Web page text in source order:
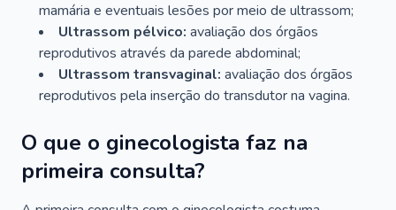
mamária e eventuais lesões por meio de ultrassom;
Ultrassom pélvico: avaliação dos órgãos
reprodutivos através da parede abdominal;
Ultrassom transvaginal: avaliação dos órgãos
reprodutivos pela inserção do transdutor na vagina.
O que o ginecologista faz na
primeira consulta?